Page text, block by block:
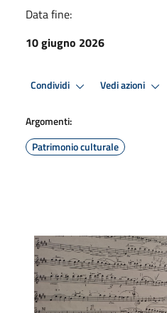
Data fine:
10 giugno 2026
Condividi Vedi azioni
Argomenti:
Patrimonio culturale